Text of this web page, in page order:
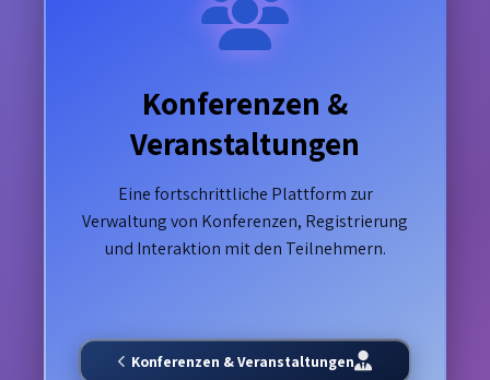
Konferenzen &
Veranstaltungen
Eine fortschrittliche Plattform zur
Verwaltung von Konferenzen, Registrierung
und Interaktion mit den Teilnehmern.
Konferenzen & Veranstaltungen